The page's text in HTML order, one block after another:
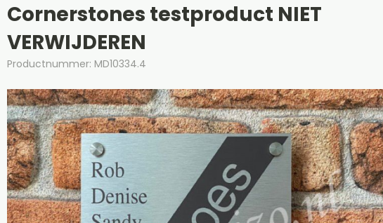
Cornerstones testproduct NIET
VERWIJDEREN
Productnummer: MD10334.4